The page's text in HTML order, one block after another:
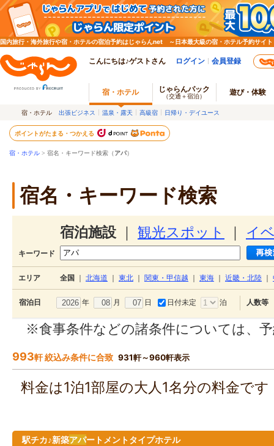
国内旅行・海外旅行や宿・ホテルの宿泊予約はじゃらんnet ～日本最大級の宿・ホテル予約サイト
こんにちは♪ゲストさん ログイン 会員登録
宿・ホテル じゃらんパック
（交通＋宿泊） 遊び・体験
宿・ホテル 出張ビジネス 温泉・露天 高級宿 日帰り・デイユース
ポイントがたまる・つかえる
宿・ホテル > 宿名・キーワード検索（アパ）
宿名・キーワード検索
宿泊施設 観光スポット イ
キーワード
エリア 全国 北海道 東北 関東・甲信越 東海 近畿・北陸
宿泊日 年 月 日 日付未定 泊 人数等
※食事条件などの諸条件については、
993軒 絞込み条件に合致 931軒～960軒表示
料金は1泊1部屋の大人1名分の料金で
駅チカ♪新築アパートメントタイプホテル